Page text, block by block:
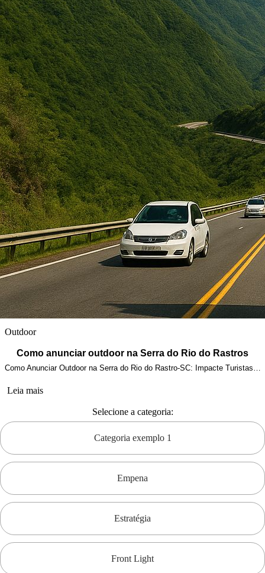
Outdoor
Como anunciar outdoor na Serra do Rio do Rastros
Como Anunciar Outdoor na Serra do Rio do Rastro-SC: Impacte Turistas…
Leia mais
Selecione a categoria:
Categoria exemplo 1
Empena
Estratégia
Front Light